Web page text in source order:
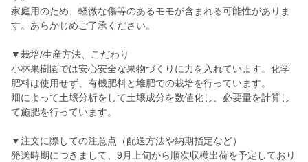
家庭用のため、軽微な傷等のあるモモが含まれる可能性がありま
す。あらかじめご了承ください。
▼栽培/生産方法、こだわり
小林果樹園では安心安全な果物づくりに力を入れています。化学
肥料は使用せず、有機肥料と堆肥での栽培を行っています。
畑によって土壌分析をして土壌成分を数値化し、必要量を計算し
て施肥を行っています。
▼注文に際しての注意点（配送方法や納期指定など）
発送時期につきまして、9月上旬から順次収穫出荷を予定しており